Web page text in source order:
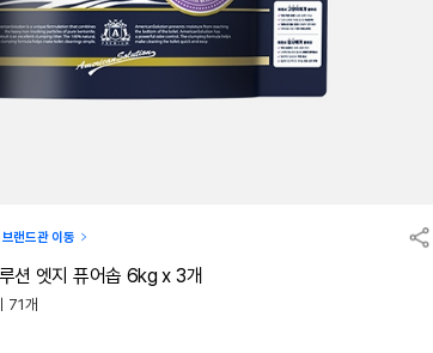
브랜드관 이동
션 엣지 퓨어솝 6kg x 3개
71개